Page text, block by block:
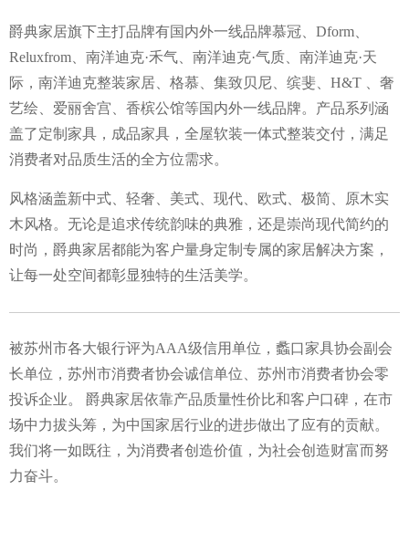
爵典家居旗下主打品牌有国内外一线品牌慕冠、Dform、
Reluxfrom、南洋迪克·禾气、南洋迪克·气质、南洋迪克·天
际，南洋迪克整装家居、格慕、集致贝尼、缤斐、H&T 、奢
艺绘、爱丽舍宫、香槟公馆等国内外一线品牌。产品系列涵
盖了定制家具，成品家具，全屋软装一体式整装交付，满足
消费者对品质生活的全方位需求。
风格涵盖新中式、轻奢、美式、现代、欧式、极简、原木实
木风格。无论是追求传统韵味的典雅，还是崇尚现代简约的
时尚，爵典家居都能为客户量身定制专属的家居解决方案，
让每一处空间都彰显独特的生活美学。
被苏州市各大银行评为AAA级信用单位，蠡口家具协会副会
长单位，苏州市消费者协会诚信单位、苏州市消费者协会零
投诉企业。 爵典家居依靠产品质量性价比和客户口碑，在市
场中力拔头筹，为中国家居行业的进步做出了应有的贡献。
我们将一如既往，为消费者创造价值，为社会创造财富而努
力奋斗。